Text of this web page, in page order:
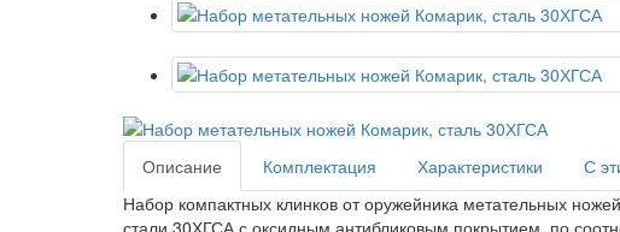
Описание Комплектация Характеристики С
Набор компактных клинков от оружейника метательных
стали 30ХГСА с оксидным антибликовым покрытием, по